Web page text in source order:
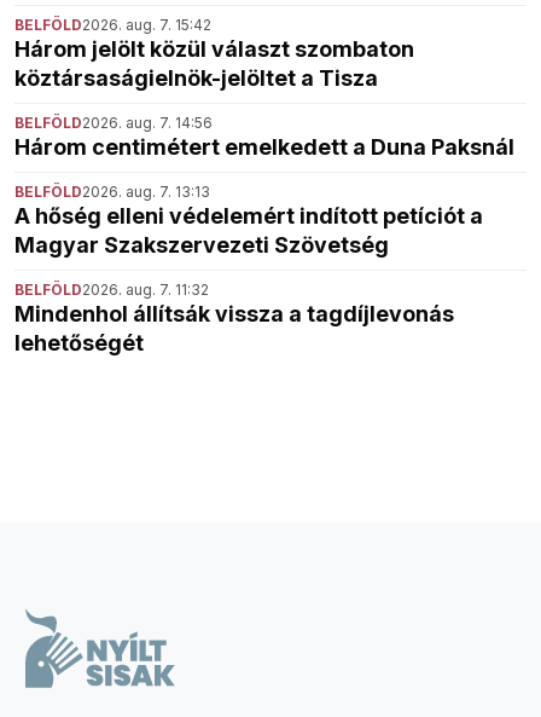
BELFÖLD2026. aug. 7. 15:42
Három jelölt közül választ szombaton
köztársaságielnök-jelöltet a Tisza
BELFÖLD2026. aug. 7. 14:56
Három centimétert emelkedett a Duna Paksnál
BELFÖLD2026. aug. 7. 13:13
A hőség elleni védelemért indított petíciót a
Magyar Szakszervezeti Szövetség
BELFÖLD2026. aug. 7. 11:32
Mindenhol állítsák vissza a tagdíjlevonás
lehetőségét